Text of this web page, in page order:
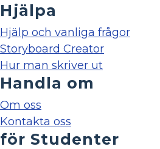
Hjälpa
Hjälp och vanliga frågor
Storyboard Creator
Hur man skriver ut
Handla om
Om oss
Kontakta oss
för Studenter